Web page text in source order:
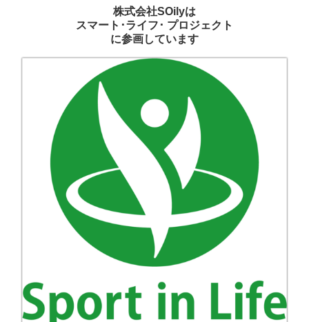
株式会社SOilyは
スマート･ライフ･ プロジェクト
に参画しています